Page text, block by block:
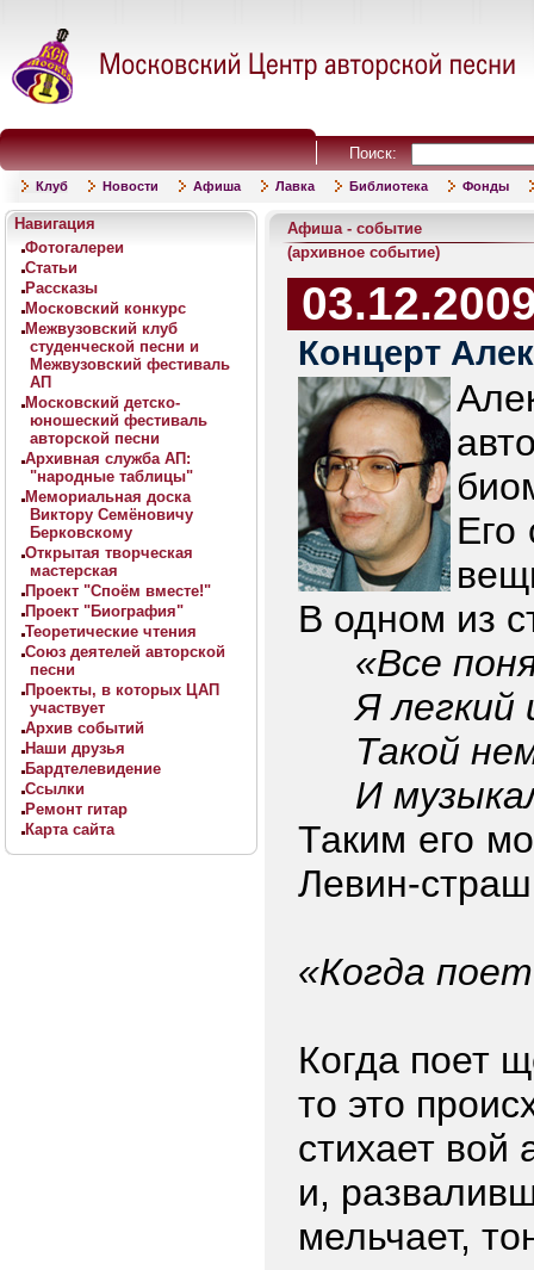
Поиск:
Клуб Новости Афиша Лавка Библиотека Фонды
Навигация
Фотогалереи
Статьи
Рассказы
Московский конкурс
Межвузовский клуб
студенческой песни и
Межвузовский фестиваль
АП
Московский детско-
юношеский фестиваль
авторской песни
Архивная служба АП:
"народные таблицы"
Мемориальная доска
Виктору Семёновичу
Берковскому
Открытая творческая
мастерская
Проект "Споём вместе!"
Проект "Биография"
Теоретические чтения
Союз деятелей авторской
песни
Проекты, в которых ЦАП
участвует
Архив событий
Наши друзья
Бардтелевидение
Ссылки
Ремонт гитар
Карта сайта
Афиша - событие
(архивное событие)
Концерт
Его
В одном из
«Все
Я легкий
Такой
И
Таким его
Левин-
«Когда
Когда поет
то это
стихает вой
и,
мельчает,